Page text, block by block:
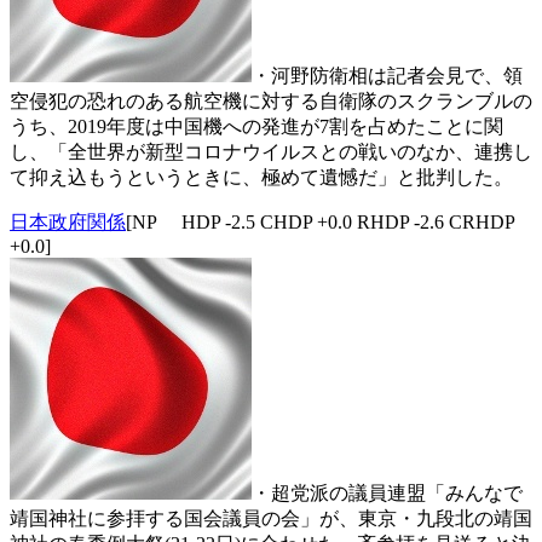
・河野防衛相は記者会見で、領
空侵犯の恐れのある航空機に対する自衛隊のスクランブルの
うち、2019年度は中国機への発進が7割を占めたことに関
し、「全世界が新型コロナウイルスとの戦いのなか、連携し
て抑え込もうというときに、極めて遺憾だ」と批判した。
日本政府関係[NP HDP -2.5 CHDP +0.0 RHDP -2.6 CRHDP
+0.0]
・超党派の議員連盟「みんなで
靖国神社に参拝する国会議員の会」が、東京・九段北の靖国